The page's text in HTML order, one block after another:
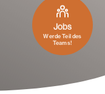
Jobs
Werde Teil des
Teams!